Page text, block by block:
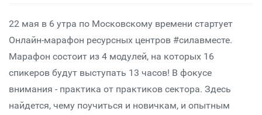
22 мая в 6 утра по Московскому времени стартует
Онлайн-марафон ресурсных центров #силавместе.
Марафон состоит из 4 модулей, на которых 16
спикеров будут выступать 13 часов! В фокусе
внимания - практика от практиков сектора. Здесь
найдется, чему поучиться и новичкам, и опытным